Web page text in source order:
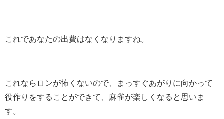
これであなたの出費はなくなりますね。
これならロンが怖くないので、まっすぐあがりに向かって
役作りをすることができて、麻雀が楽しくなると思いま
す。